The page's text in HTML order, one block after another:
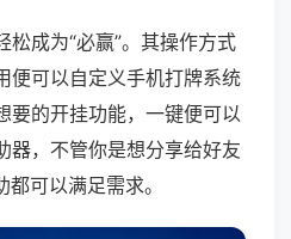
成为“必赢”。其操作方式
便可以自定义手机打牌系统
要的开挂功能，一键便可以
器，不管你是想分享给好友
可以满足需求。